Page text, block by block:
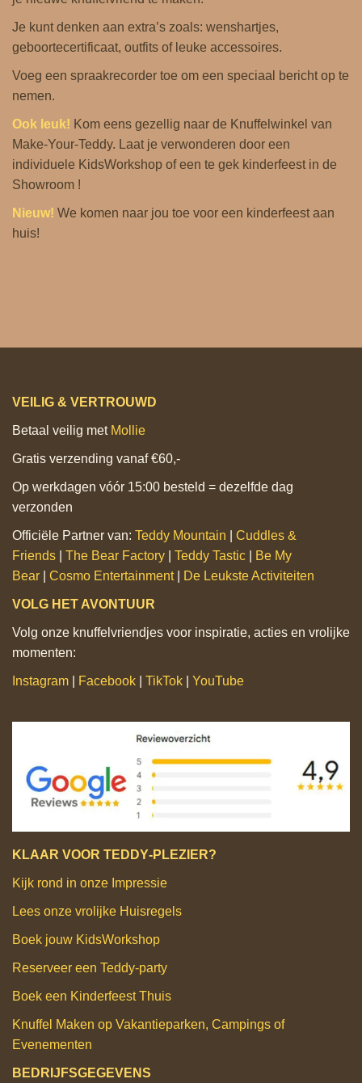
Je kunt denken aan extra’s zoals: wenshartjes,
geboortecertificaat, outfits of leuke accessoires.
Voeg een spraakrecorder toe om een ​​speciaal bericht op te
nemen.
Ook leuk! Kom eens gezellig naar de Knuffelwinkel van
Make-Your-Teddy. Laat je verwonderen door een
individuele KidsWorkshop of een te gek kinderfeest in de
Showroom !
Nieuw! We komen naar jou toe voor een kinderfeest aan
huis!
VEILIG & VERTROUWD
Betaal veilig met Mollie
Gratis verzending vanaf €60,-
Op werkdagen vóór 15:00 besteld = dezelfde dag
verzonden
Officiële Partner van: Teddy Mountain
Cuddles &
Friends
The Bear Factory Teddy Tastic
Be My
Bear
Cosmo Entertainment| De Leukste Activiteiten
VOLG HET AVONTUUR
Volg onze knuffelvriendjes voor inspiratie, acties en vrolijke
momenten:
Instagram Facebook TikTok YouTube
KLAAR VOOR TEDDY‑PLEZIER?
Kijk rond in onze Impressie
Lees onze vrolijke Huisregels
Boek jouw KidsWorkshop
Reserveer een Teddy‑party
Boek een Kinderfeest Thuis
Knuffel Maken op Vakantieparken, Campings of
Evenementen
BEDRIJFSGEGEVENS